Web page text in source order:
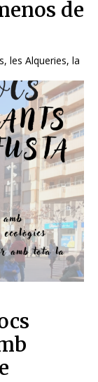
de
les Alqueries, la